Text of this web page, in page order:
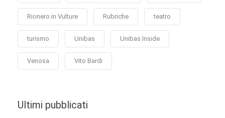
Rionero in Vulture Rubriche teatro
turismo Unibas Unibas Inside
Venosa Vito Bardi
Ultimi pubblicati